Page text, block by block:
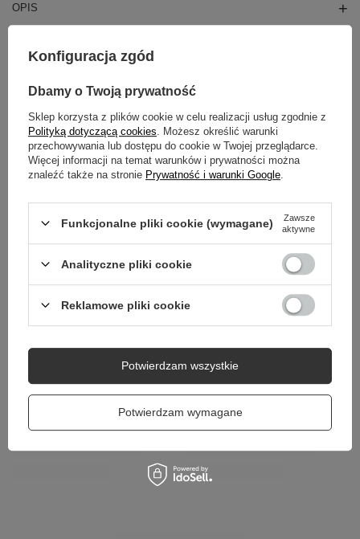
OPIS
GWARANCJA
OPINIE (0)
Potrzebujesz pomocy? Masz pytania?
Zadaj pytanie a my odpowiemy niezwłocznie,
dla innych.
Zadaj pytanie
Konfiguracja zgód
Dbamy o Twoją prywatność
Sklep korzysta z plików cookie w celu realizacji usług zgodnie z
Polityką dotyczącą cookies . Możesz określić warunki
przechowywania lub dostępu do cookie w Twojej przeglądarce.
Więcej informacji na temat warunków i prywatności można
znaleźć także na stronie Prywatność i warunki Google
Funkcjonalne pliki cookie (wymagane)
Zawsze
aktywne
Analityczne pliki cookie
Reklamowe pliki cookie
Potwierdzam wymagane
Potwierdzam wszystkie